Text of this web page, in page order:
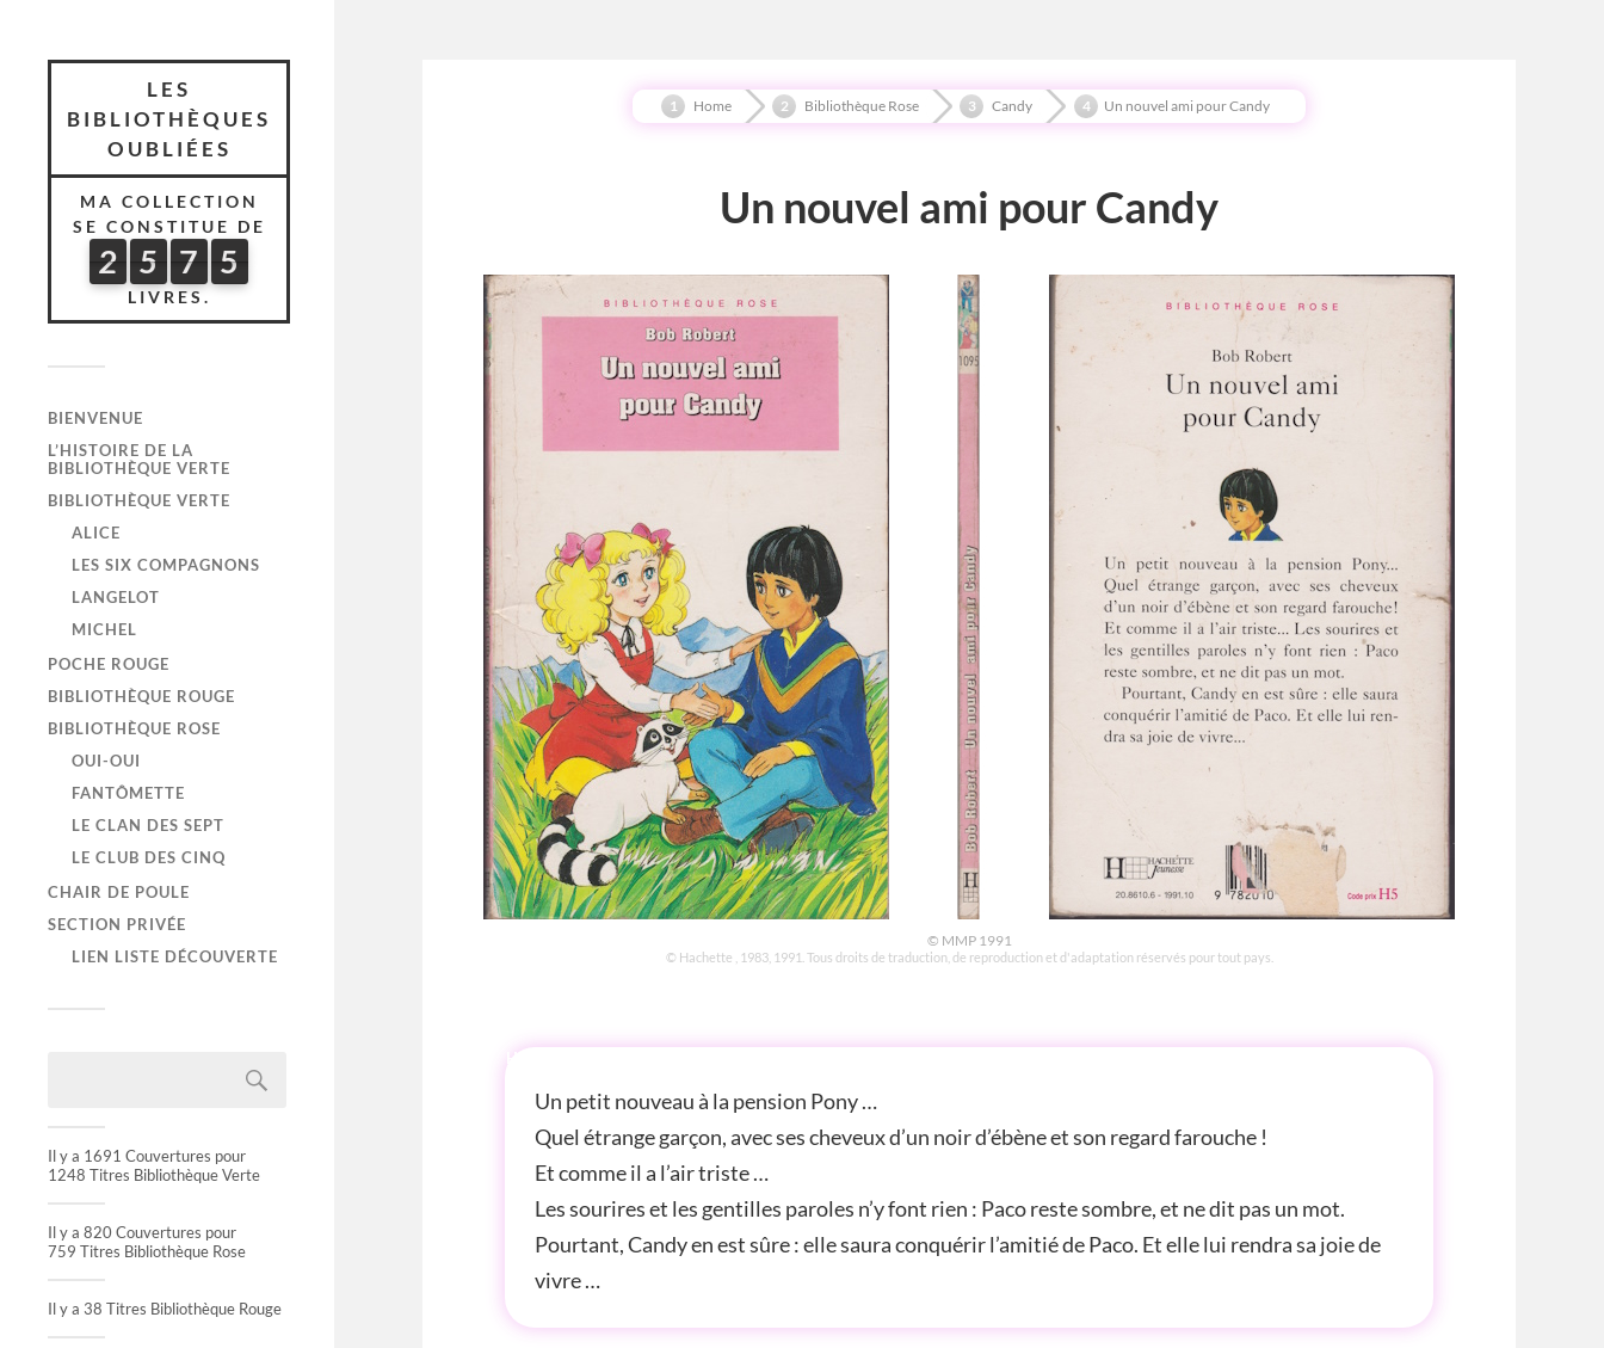
LES
BIBLIOTHÈQUES
OUBLIÉES
MA COLLECTION
SE CONSTITUE DE
2
5
2 5
7
5 7
4
7 5
5
LIVRES.
BIENVENUE
L’HISTOIRE DE LA
BIBLIOTHÈQUE VERTE
BIBLIOTHÈQUE VERTE
ALICE
LES SIX COMPAGNONS
LANGELOT
MICHEL
POCHE ROUGE
BIBLIOTHÈQUE ROUGE
BIBLIOTHÈQUE ROSE
OUI-OUI
FANTÔMETTE
LE CLAN DES SEPT
LE CLUB DES CINQ
CHAIR DE POULE
SECTION PRIVÉE
LIEN LISTE DÉCOUVERTE
Il y a 1691 Couvertures pour
1248 Titres Bibliothèque Verte
Il y a 820 Couvertures pour
759 Titres Bibliothèque Rose
Il y a 38 Titres Bibliothèque Rouge
Home Bibliothèque Rose Candy Un nouvel ami pour Candy
Un nouvel ami pour Candy
© MMP 1991
© Hachette , 1983, 1991. Tous droits de traduction, de reproduction et d'adaptation réservés pour tout pays.
HISTOIRE
Un petit nouveau à la pension Pony …
Quel étrange garçon, avec ses cheveux d’un noir d’ébène et son regard farouche !
Et comme il a l’air triste …
Les sourires et les gentilles paroles n’y font rien : Paco reste sombre, et ne dit pas un mot.
Pourtant, Candy en est sûre : elle saura conquérir l’amitié de Paco. Et elle lui rendra sa joie de
vivre …